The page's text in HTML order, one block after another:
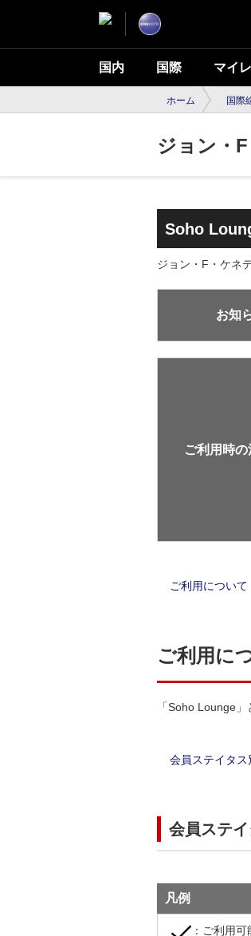
国内 国際 マイ
ホーム 国際
ジョン・
Soho
ジョン・F・ケネ
お知
ご利用時
ご利用について
ご利用に
「Soho Lounge
会員ステイタ
会員ステ
凡例
：ご利用可